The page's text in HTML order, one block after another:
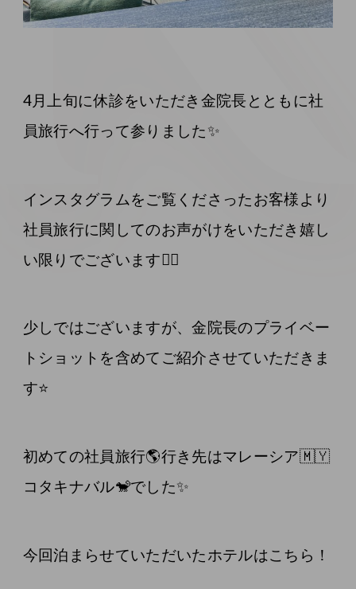
4月上旬に休診をいただき金院長とともに社
員旅行へ行って参りました✨
インスタグラムをご覧くださったお客様より
社員旅行に関してのお声がけをいただき嬉し
い限りでございます🙇‍♀️
少しではございますが、金院長のプライベー
トショットを含めてご紹介させていただきま
す⭐️
初めての社員旅行🌎行き先はマレーシア🇲🇾
コタキナバル🐒でした✨
今回泊まらせていただいたホテルはこちら！